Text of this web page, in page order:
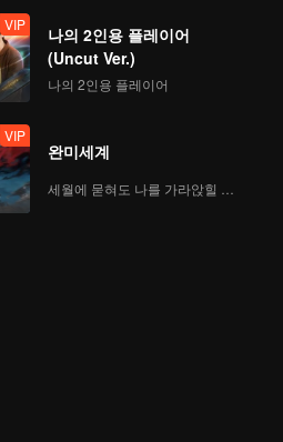
VIP
나의 2인용 플레이어
(Uncut Ver.)
나의 2인용 플레이어
VIP
완미세계